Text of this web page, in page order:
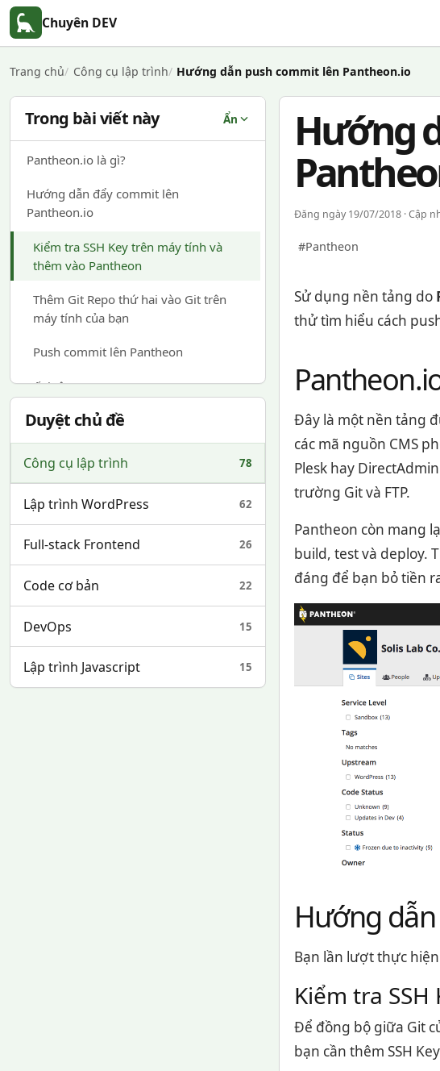
Chuyên DEV
Trang chủ Công cụ lập trình Hướng dẫn push commit lên Pantheon.io
Trong bài viết này Ẩn
Pantheon.io là gì?
Hướng dẫn đẩy commit lên
Pantheon.io
Kiểm tra SSH Key trên máy tính và
thêm vào Pantheon
Thêm Git Repo thứ hai vào Git trên
máy tính của bạn
Push commit lên Pantheon
Kết luận
Duyệt chủ đề
Công cụ lập trình 78
Lập trình WordPress 62
Full-stack Frontend 26
Code cơ bản 22
DevOps 15
Lập trình Javascript 15
Hướng
Đăng ngày 19/07/2018 · Cập
#Pantheon
Sử dụng nền tảng do
thử tìm hiểu cách
Đây là một nền tảng
các mã nguồn CMS
Plesk hay
trường Git và FTP.
Pantheon còn mang
build, test và deploy.
đáng để bạn bỏ tiền
Hướng
Bạn lần lượt thực
Kiểm tra
Để đồng bộ giữa Git
bạn cần thêm SSH